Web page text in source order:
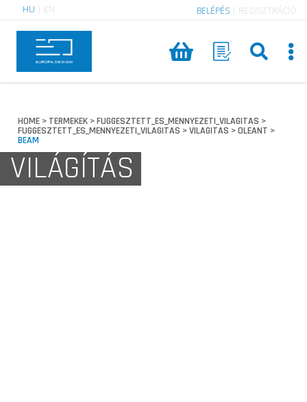
HU EN BELÉPÉS REGISZTRÁCIÓ
HOME > TERMEKEK >FUGGESZTETT_ES_MENNYEZETI_VILAGITAS >
FUGGESZTETT_ES_MENNYEZETI_VILAGITAS >VILAGITAS >OLEANT >
BEAM
VILÁGÍTÁS